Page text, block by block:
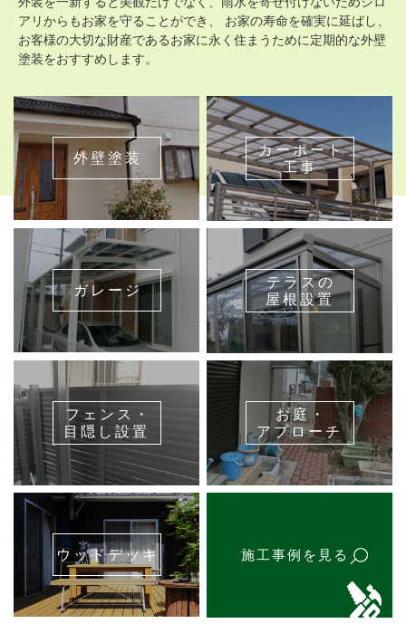
アリからもお家を守ることができ、 お家の寿命を確実に延ばし、
お客様の大切な財産であるお家に永く住まうために定期的な外壁
塗装をおすすめします。
外壁塗装
カーポート
工事
ガレージ
テラスの
屋根設置
フェンス・
目隠し設置
お庭・
アプローチ
ウッドデッキ 施工事例を見る